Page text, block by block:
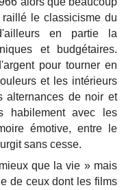
le classicisme du
en partie la
et budgétaires.
pour tourner en
et les intérieurs
alternances de noir et
habilement avec les
émotive, entre le
sans cesse.
que la vie » mais
de ceux dont les films